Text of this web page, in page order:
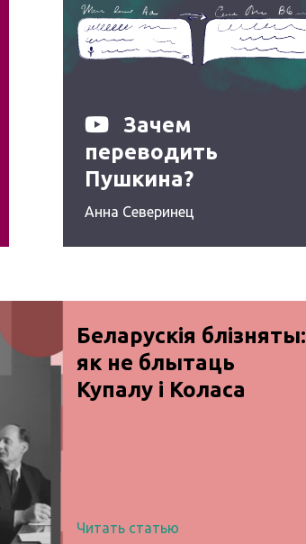
Зачем
переводить
Пушкина?
Анна Северинец
Беларускія блізняты:
як не блытаць
Купалу і Коласа
Читать статью